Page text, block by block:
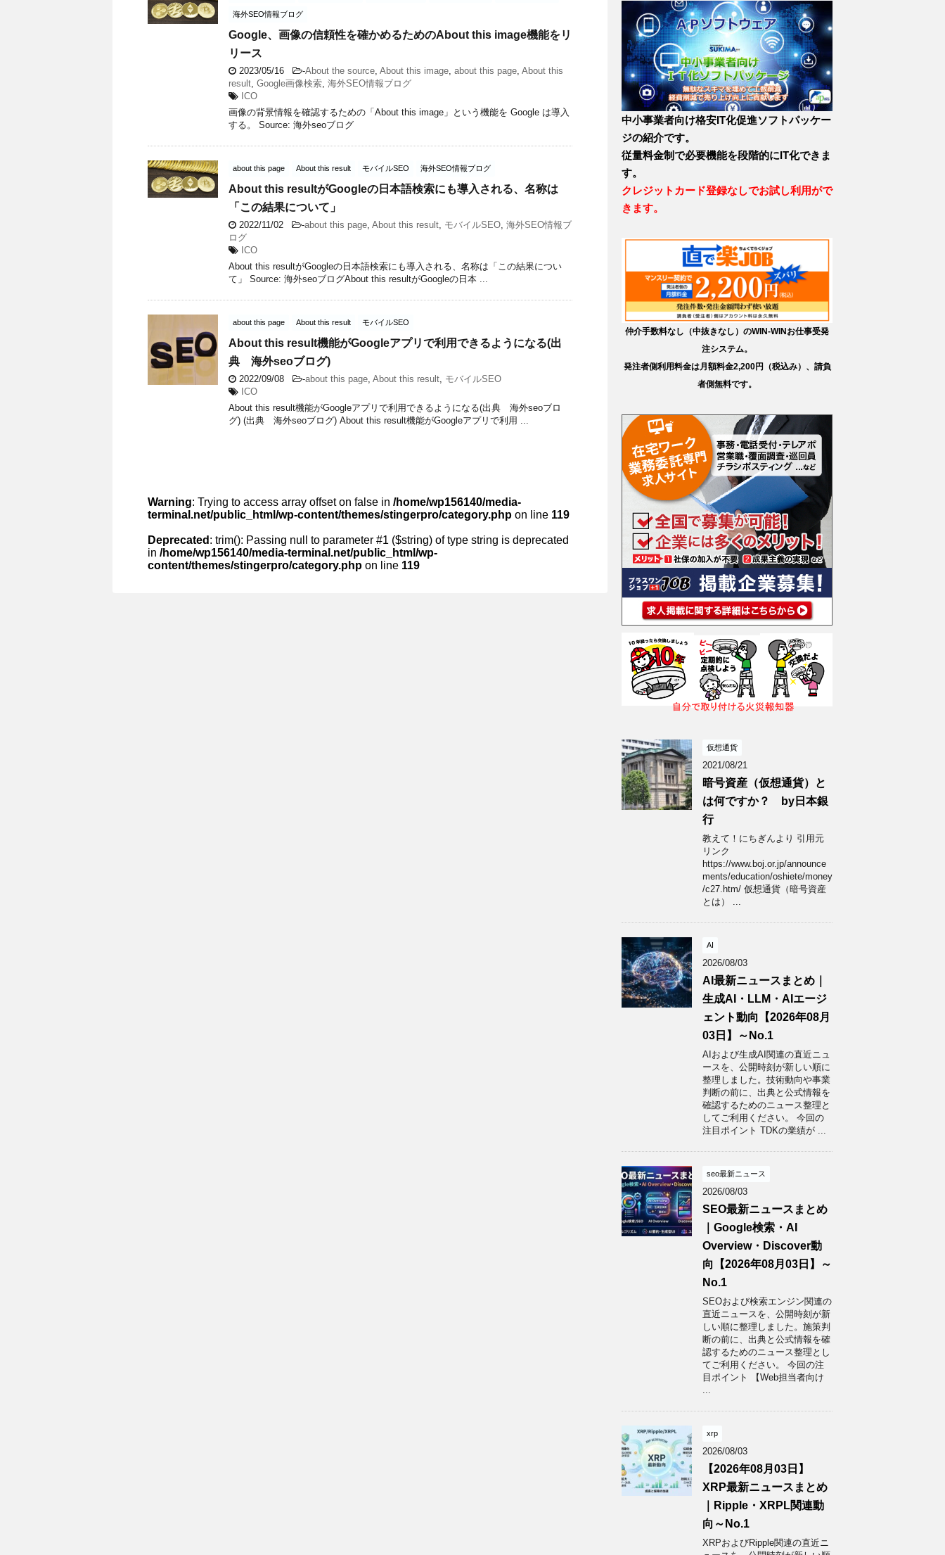
海外SEO情報ブログ
Google、画像の信頼性を確かめるためのAbout this image機能をリ
リース
2023/05/16 -About the source, About this image, about this page, About this
result, Google画像検索, 海外SEO情報ブログ
ICO
画像の背景情報を確認するための「About this image」という機能を Google は導入
する。 Source: 海外seoブログ
about this page About this result モバイルSEO 海外SEO情報ブログ
About this resultがGoogleの日本語検索にも導入される、名称は
「この結果について」
2022/11/02 -about this page, About this result, モバイルSEO, 海外SEO情報ブ
ログ
ICO
About this resultがGoogleの日本語検索にも導入される、名称は「この結果につい
て」 Source: 海外seoブログAbout this resultがGoogleの日本 ...
about this page About this result モバイルSEO
About this result機能がGoogleアプリで利用できるようになる(出
典 海外seoブログ)
2022/09/08 -about this page, About this result, モバイルSEO
ICO
About this result機能がGoogleアプリで利用できるようになる(出典 海外seoブロ
グ) (出典 海外seoブログ) About this result機能がGoogleアプリで利用 ...
Warning: Trying to access array offset on false in /home/wp156140/media-
terminal.net/public_html/wp-content/themes/stingerpro/category.php on line 119
Deprecated : trim(): Passing null to parameter #1 ($string) of type string is deprecated
in /home/wp156140/media-terminal.net/public_html/wp-
content/themes/stingerpro/category.php on line 119
中小事業者向け格安IT化促進ソフトパッケー
ジの紹介です。
従量料金制で必要機能を段階的にIT化できま
す。
クレジットカード登録なしでお試し利用がで
きます。
仲介手数料なし（中抜きなし）のWIN-WINお仕事受発
注システム。
発注者側利用料金は月額料金2,200円（税込み）、請負
者側無料です。
仮想通貨
2021/08/21
暗号資産（仮想通貨）と
は何ですか？ by日本銀
行
教えて！にちぎんより 引用元
リンク
https://www.boj.or.jp/announce
ments/education/oshiete/money
/c27.htm/ 仮想通貨（暗号資産
とは） ...
AI
2026/08/03
AI最新ニュースまとめ｜
生成AI・LLM・AIエージ
ェント動向【2026年08月
03日】～No.1
AIおよび生成AI関連の直近ニュ
ースを、公開時刻が新しい順に
整理しました。技術動向や事業
判断の前に、出典と公式情報を
確認するためのニュース整理と
してご利用ください。 今回の
注目ポイント TDKの業績が ...
seo最新ニュース
2026/08/03
SEO最新ニュースまとめ
｜Google検索・AI
Overview・Discover動
向【2026年08月03日】～
No.1
SEOおよび検索エンジン関連の
直近ニュースを、公開時刻が新
しい順に整理しました。施策判
断の前に、出典と公式情報を確
認するためのニュース整理とし
てご利用ください。 今回の注
目ポイント 【Web担当者向け
xrp
2026/08/03
【2026年08月03日】
XRP最新ニュースまとめ
｜Ripple・XRPL関連動
向～No.1
XRPおよびRipple関連の直近ニ